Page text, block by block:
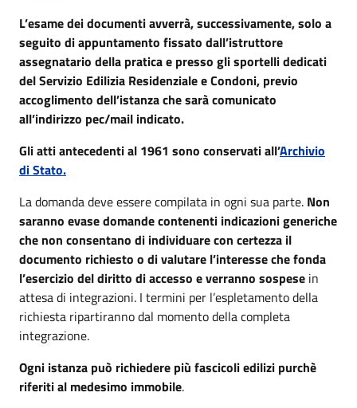
L’esame dei documenti avverrà, successivamente, solo a
seguito di appuntamento fissato dall’istruttore
assegnatario della pratica e presso gli sportelli dedicati
del Servizio Edilizia Residenziale e Condoni, previo
accoglimento dell’istanza che sarà comunicato
all’indirizzo pec/mail indicato.
Gli atti antecedenti al 1961 sono conservati all’Archivio
di Stato.
La domanda deve essere compilata in ogni sua parte. Non
saranno evase domande contenenti indicazioni generiche
che non consentano di individuare con certezza il
documento richiesto o di valutare l’interesse che fonda
l’esercizio del diritto di accesso e verranno sospese in
attesa di integrazioni. I termini per l’espletamento della
richiesta ripartiranno dal momento della completa
integrazione.
Ogni istanza può richiedere più fascicoli edilizi purchè
riferiti al medesimo immobile.